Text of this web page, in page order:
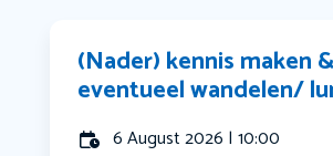
(Nader) kennis maken &
eventueel wandelen/
6 August 2026 | 10:00